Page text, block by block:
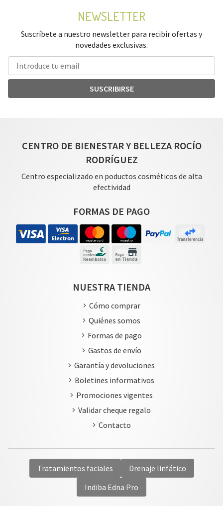
NEWSLETTER
Suscríbete a nuestro newsletter para recibir ofertas y
novedades exclusivas.
SUSCRIBIRSE
CENTRO DE BIENESTAR Y BELLEZA ROCÍO
RODRÍGUEZ
Centro especializado en poductos cosméticos de alta
efectividad
FORMAS DE PAGO
NUESTRA TIENDA
Cómo comprar
Quiénes somos
Formas de pago
Gastos de envío
Garantía y devoluciones
Boletines informativos
Promociones vigentes
Validar cheque regalo
Contacto
Tratamientos faciales
Drenaje linfático
Indiba Edna Pro